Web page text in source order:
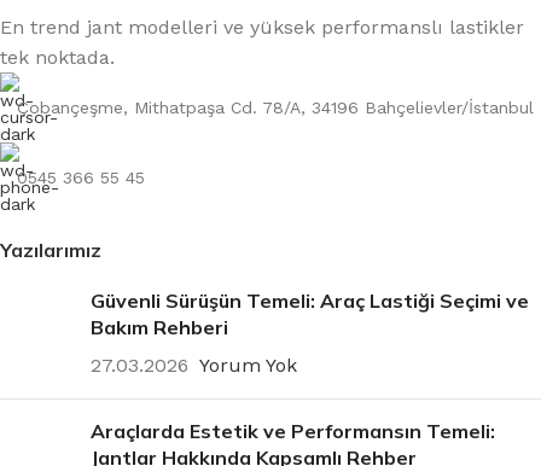
En trend jant modelleri ve yüksek performanslı lastikler
tek noktada.
Çobançeşme, Mithatpaşa Cd. 78/A, 34196 Bahçelievler/İstanbul
0545 366 55 45
Yazılarımız
Güvenli Sürüşün Temeli: Araç Lastiği Seçimi ve
Bakım Rehberi
27.03.2026 Yorum Yok
Araçlarda Estetik ve Performansın Temeli:
Jantlar Hakkında Kapsamlı Rehber